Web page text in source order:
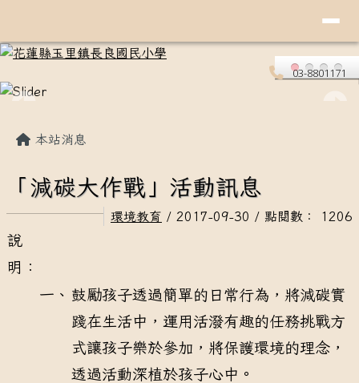
03-8801171
本站消息
「減碳大作戰」活動訊息
環境教育 / 2017-09-30 / 點閱數： 1206
說
明：
一、 鼓勵孩子透過簡單的日常行為，將減碳實
踐在生活中，運用活潑有趣的任務挑戰方
式讓孩子樂於參加，將保護環境的理念，
透過活動深植於孩子心中。